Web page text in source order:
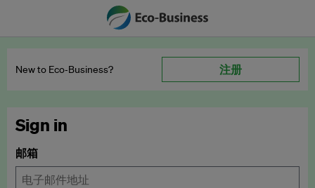
New to Eco‑Business? 注册
Sign in
邮箱